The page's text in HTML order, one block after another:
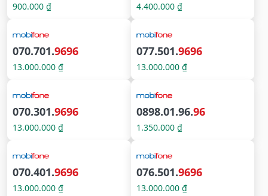
900.000 ₫ 4.400.000 ₫
070.701.9696
13.000.000 ₫
077.501.9696
13.000.000 ₫
070.301.9696
13.000.000 ₫
0898.01.96.96
1.350.000 ₫
070.401.9696
13.000.000 ₫
076.501.9696
13.000.000 ₫